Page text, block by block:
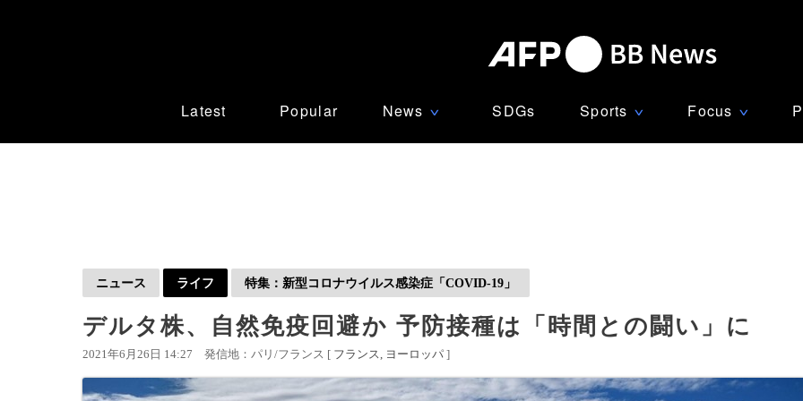
Latest Popular News ∨ SDGs Sports ∨ Focus ∨
ニュース ライフ 特集：新型コロナウイルス感染症「COVID-19」
デルタ株、自然免疫回避か 予防接種は「時間との闘い」に
2021年6月26日 14:27 発信地：パリ/フランス [ フランス ヨーロッパ ]